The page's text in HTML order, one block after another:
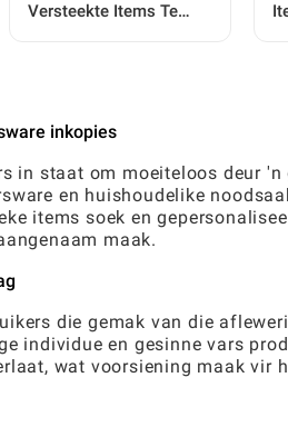
Versteekte Items Te
inkopies
in staat om moeiteloos deur
en huishoudelike
items soek en
maak.
die gemak van die
individue en gesinne vars
wat voorsiening maak vir